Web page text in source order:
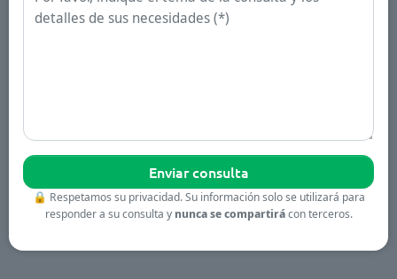
🔒 Respetamos su privacidad. Su información solo se utilizará para
responder a su consulta y nunca se compartirácon terceros.